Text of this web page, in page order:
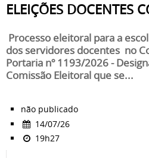
ELEIÇÕES DOCENTES
Processo eleitoral para a
dos servidores docentes no
Portaria nº 1193/2026 -
Comissão Eleitoral que se...
não publicado
14/07/26
19h27